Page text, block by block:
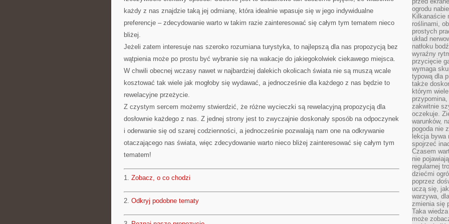
każdy z nas znajdzie taką jej odmianę, która idealnie wpasuje się w jego indywidualne
preferencje – zdecydowanie warto w takim razie zainteresować się całym tym tematem nieco
bliżej.
Jeżeli zatem interesuje nas szeroko rozumiana turystyka, to najlepszą dla nas propozycją bez
wątpienia może po prostu być wybranie się na wakacje do jakiegokolwiek ciekawego miejsca.
W chwili obecnej wczasy nawet w najbardziej dalekich okolicach świata nie są muszą wcale
kosztować tak wiele jak mogłoby się wydawać, a jednocześnie dla każdego z nas będzie to
rewelacyjne przeżycie.
Z czystym sercem możemy stwierdzić, że różne wycieczki są rewelacyjną propozycją dla
dosłownie każdego z nas. Z jednej strony jest to zwyczajnie doskonały sposób na odpoczynek
i oderwanie się od szarej codzienności, a jednocześnie pozwalają nam one na odkrywanie
otaczającego nas świata, więc zdecydowanie warto nieco bliżej zainteresować się całym tym
tematem!
1. Zobacz, o co chodzi
2. Odkryj podobne tematy
ogrodu
Kilkanaście
roślinami,
prostych
układ
natłoku
wyraźny
przycięcie
wymaga
typową dla
także
którym
zakwitnie
oczekuje.
warunków,
pogoda nie
lekcja bywa
spojrzeć
Czasem
nie
regularnej
dziećmi
poprzez
uczą się,
warzywa,
zmienia się
Taka
może